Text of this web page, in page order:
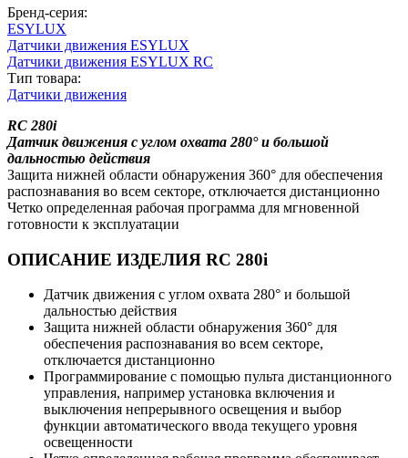
Бренд-серия:
ESYLUX
Датчики движения ESYLUX
Датчики движения ESYLUX RC
Тип товара:
Датчики движения
RC 280i
Датчик движения с углом охвата 280° и большой
дальностью действия
Защита нижней области обнаружения 360° для обеспечения
распознавания во всем секторе, отключается дистанционно
Четко определенная рабочая программа для мгновенной
готовности к эксплуатации
ОПИСАНИЕ ИЗДЕЛИЯ RC 280i
Датчик движения с углом охвата 280° и большой
дальностью действия
Защита нижней области обнаружения 360° для
обеспечения распознавания во всем секторе,
отключается дистанционно
Программирование с помощью пульта дистанционного
управления, например установка включения и
выключения непрерывного освещения и выбор
функции автоматического ввода текущего уровня
освещенности